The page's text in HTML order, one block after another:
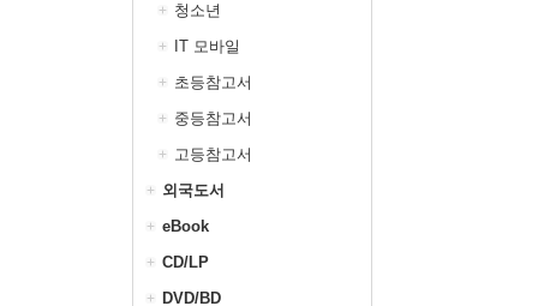
청소년
IT 모바일
초등참고서
중등참고서
고등참고서
외국도서
eBook
CD/LP
DVD/BD